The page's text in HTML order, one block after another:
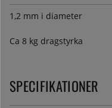
1,2 mm i diameter
Ca 8 kg dragstyrka
SPECIFIKATIONER